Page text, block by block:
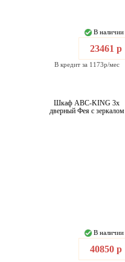
В наличии
23461 р
В кредит за 1173р/мес
Шкаф ABC-KING 3х
дверный Фея с зеркалом
В наличии
40850 р